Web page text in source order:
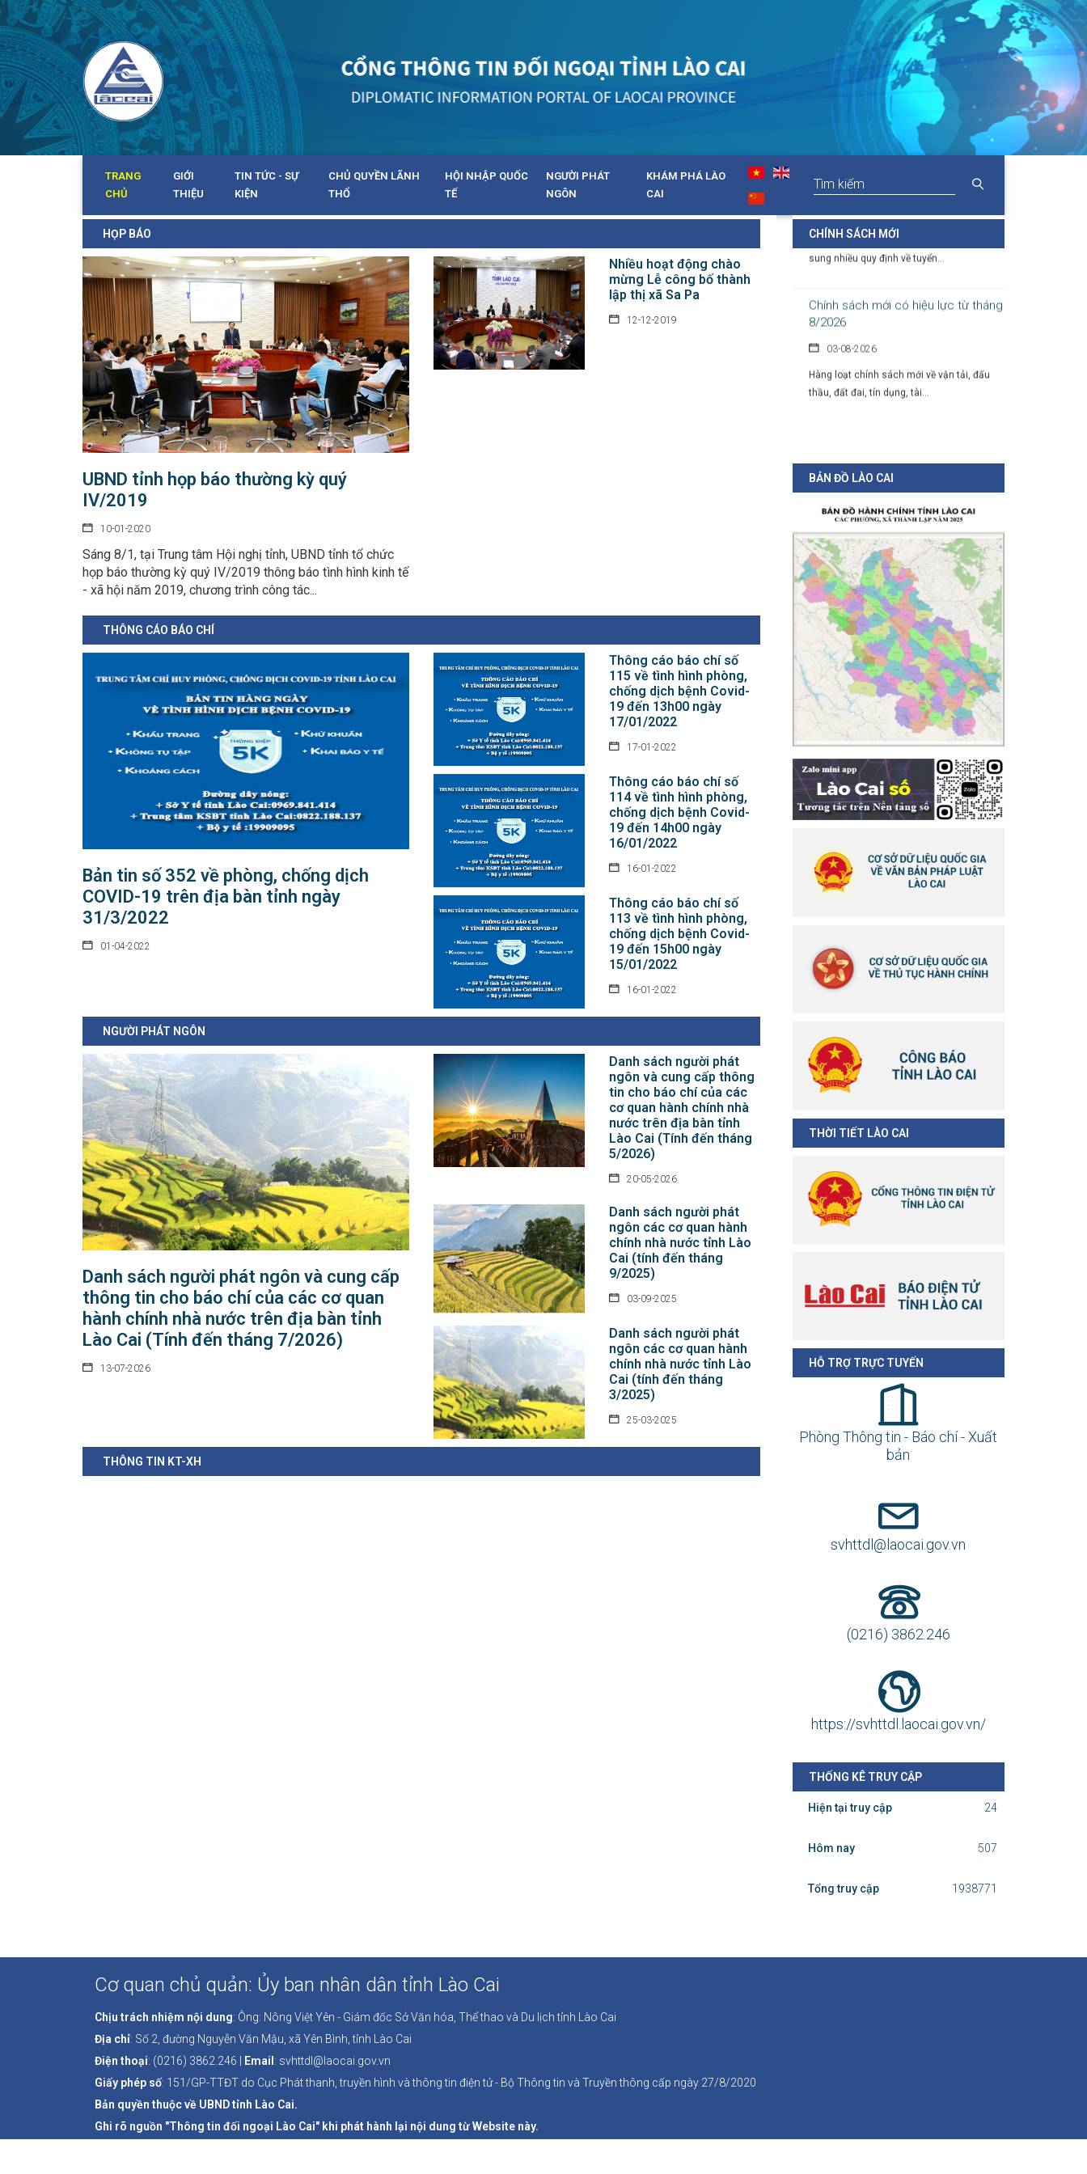
TRANG
CHỦ
GIỚI
THIỆU
TIN TỨC - SỰ
KIỆN
CHỦ QUYỀN LÃNH
THỔ
HỘI NHẬP QUỐC
TẾ
NGƯỜI PHÁT
NGÔN
KHÁM PHÁ LÀO
CAI
HỌP BÁO
UBND tỉnh họp báo thường kỳ quý
IV/2019
10-01-2020
Sáng 8/1, tại Trung tâm Hội nghị tỉnh, UBND tỉnh tổ chức
họp báo thường kỳ quý IV/2019 thông báo tình hình kinh tế
- xã hội năm 2019, chương trình công tác...
Nhiều hoạt động chào
mừng Lễ công bố thành
lập thị xã Sa Pa
12-12-2019
THÔNG CÁO BÁO CHÍ
Bản tin số 352 về phòng, chống dịch
COVID-19 trên địa bàn tỉnh ngày
31/3/2022
01-04-2022
Thông cáo báo chí số
115 về tình hình phòng,
chống dịch bệnh Covid-
19 đến 13h00 ngày
17/01/2022
17-01-2022
Thông cáo báo chí số
114 về tình hình phòng,
chống dịch bệnh Covid-
19 đến 14h00 ngày
16/01/2022
16-01-2022
Thông cáo báo chí số
113 về tình hình phòng,
chống dịch bệnh Covid-
19 đến 15h00 ngày
15/01/2022
16-01-2022
NGƯỜI PHÁT NGÔN
Danh sách người phát ngôn và cung cấp
thông tin cho báo chí của các cơ quan
hành chính nhà nước trên địa bàn tỉnh
Lào Cai (Tính đến tháng 7/2026)
13-07-2026
Danh sách người phát
ngôn và cung cấp thông
tin cho báo chí của các
cơ quan hành chính nhà
nước trên địa bàn tỉnh
Lào Cai (Tính đến tháng
5/2026)
20-05-2026
Danh sách người phát
ngôn các cơ quan hành
chính nhà nước tỉnh Lào
Cai (tính đến tháng
9/2025)
03-09-2025
Danh sách người phát
ngôn các cơ quan hành
chính nhà nước tỉnh Lào
Cai (tính đến tháng
3/2025)
25-03-2025
THÔNG TIN KT-XH
CHÍNH SÁCH MỚI
trong vùng đồng bào dân tộc thiểu
05-08-2026
Nghị định số 307/2026/NĐ-CP quy định
chính sách hỗ trợ, khen thưởng và tôn...
Hàng loạt quy định mới về tuyển
dụng, xếp lương và bổ nhiệm công
Nghị định 300/2026/NĐ-CP vừa sửa đổi, bổ
8/2026
thầu, đất đai, tín dụng, tài...
BẢN ĐỒ LÀO CAI
THỜI TIẾT LÀO CAI
HỖ TRỢ TRỰC TUYẾN
Phòng Thông tin - Báo chí - Xuất
bản
svhttdl@laocai.gov.vn
(0216) 3862.246
https://svhttdl.laocai.gov.vn/
THỐNG KÊ TRUY CẬP
Hiện tại truy cập 24
Hôm nay 507
Tổng truy cập 1938771
Cơ quan chủ quản: Ủy ban nhân dân tỉnh Lào Cai
Chịu trách nhiệm nội dung: Ông: Nông Việt Yên - Giám đốc Sở Văn hóa, Thể thao và Du lịch tỉnh Lào Cai
Địa chỉ: Số 2, đường Nguyễn Văn Mậu, xã Yên Bình, tỉnh Lào Cai
Điện thoại: (0216) 3862.246 | Email : svhttdl@laocai.gov.vn
Giấy phép số: 151/GP-TTĐT do Cục Phát thanh, truyền hình và thông tin điện tử - Bộ Thông tin và Truyền thông cấp ngày 27/8/2020
Bản quyền thuộc về UBND tỉnh Lào Cai.
Ghi rõ nguồn "Thông tin đối ngoại Lào Cai" khi phát hành lại nội dung từ Website này.